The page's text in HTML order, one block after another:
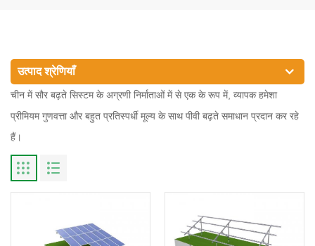
उत्पाद श्रेणियाँ
चीन में सौर बढ़ते सिस्टम के अग्रणी निर्माताओं में से एक के रूप में, व्यापक हमेशा
प्रीमियम गुणवत्ता और बहुत प्रतिस्पर्धी मूल्य के साथ पीवी बढ़ते समाधान प्रदान कर रहे
हैं।